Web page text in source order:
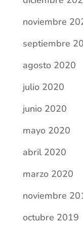
noviembre
septiembre
agosto 2020
julio 2020
junio 2020
mayo 2020
abril 2020
marzo 2020
noviembre
octubre 2019